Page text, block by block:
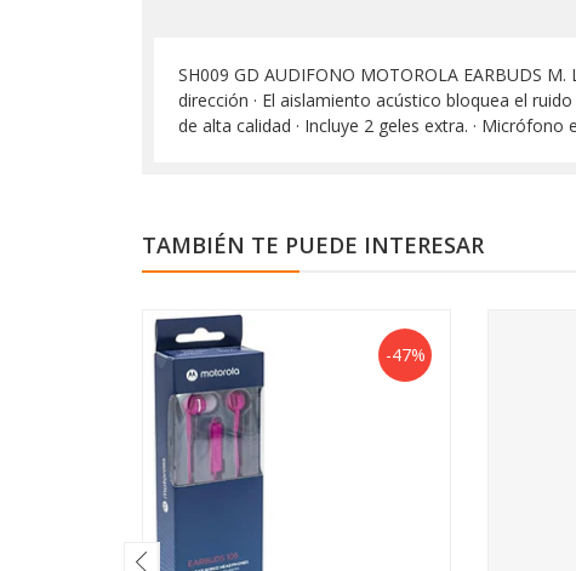
SH009 GD AUDIFONO MOTOROLA EARBUDS
dirección · El aislamiento acústico bloquea el
de alta calidad · Incluye 2 geles extra. ·
TAMBIÉN TE PUEDE INTERESAR
-47%